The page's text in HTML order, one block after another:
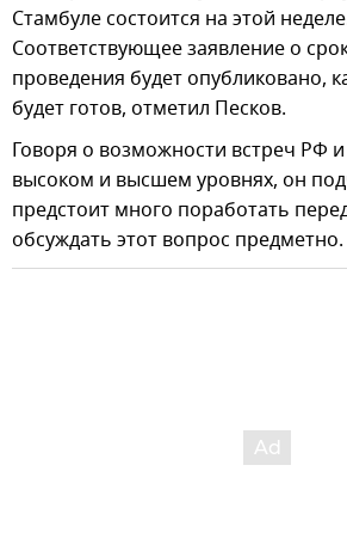
Стамбуле состоится на этой
Соответствующее заявление о
проведения будет опубликовано,
будет готов, отметил Песков.
Говоря о возможности встреч РФ
высоком и высшем уровнях, он
предстоит много поработать
обсуждать этот вопрос предметно.